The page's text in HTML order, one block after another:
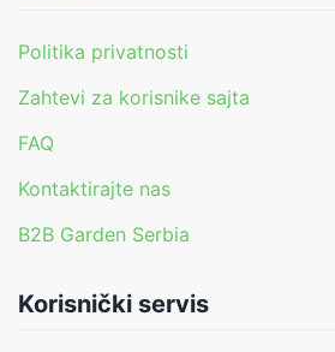
Politika privatnosti
Zahtevi za korisnike sajta
FAQ
Kontaktirajte nas
B2B Garden Serbia
Korisnički servis